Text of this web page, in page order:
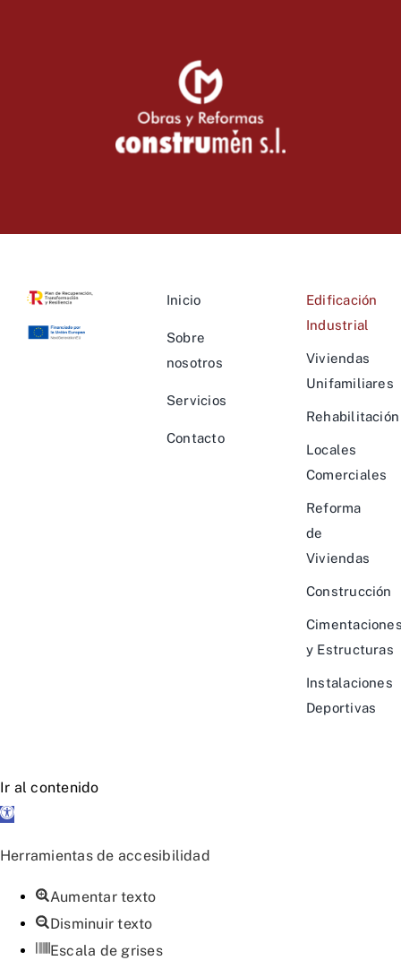
Inicio
Sobre
nosotros
Servicios
Contacto
Edificación
Industrial
Viviendas
Unifamiliares
Rehabilitación
Locales
Comerciales
Reforma
de
Viviendas
Construcción
y Estructuras
Instalaciones
Deportivas
Ir al contenido
Abrir
herramientas
Herramientas de accesibilidad
Aumentar texto
Disminuir texto
Escala de grises